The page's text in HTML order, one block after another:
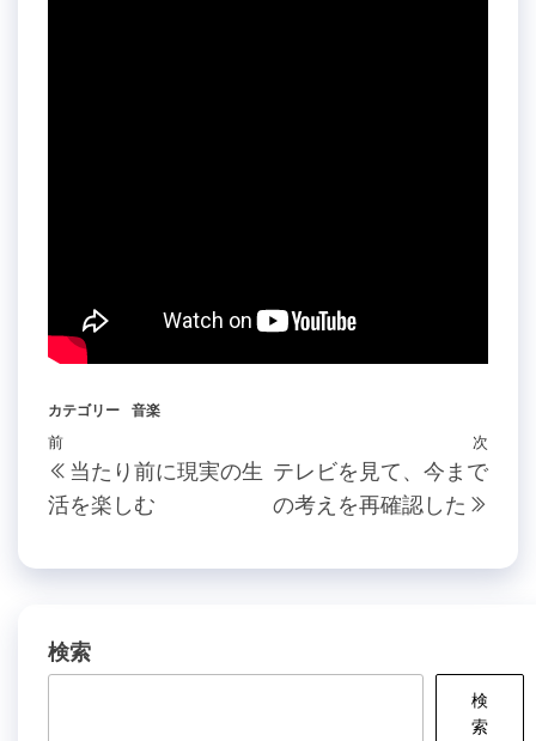
カテゴリー 音楽
投
稿
ナ
ビ
ー
シ
過
去
の
前
当たり前に現実の生
活を楽しむ
次
の
次
テレビを見て、今まで
の考えを再確認した
検索
検
索